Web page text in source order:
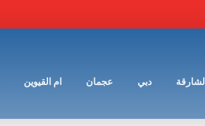
الشارقة دبي عجمان ام القيوين